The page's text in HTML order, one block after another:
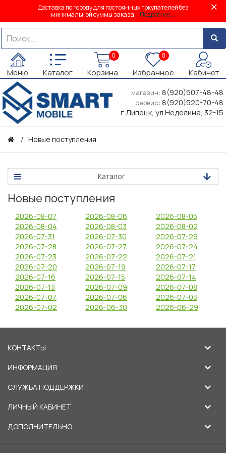
Доставка по городу для постоянных покупателей без
минимальной суммы заказа. Подробнее...
Меню Каталог
0
Корзина
0
Избранное Кабинет
магазин: 8(920)507-48-48
сервис: 8(920)520-70-48
г.Липецк, ул.Неделина, 32-15
Новые поступления
Каталог
Новые поступления
2026-08-07 2026-08-06
2026-08-05
2026-08-04
2026-08-03
2026-08-02
2026-07-31
2026-07-30
2026-07-29
2026-07-28
2026-07-27
2026-07-24
2026-07-23
2026-07-22
2026-07-21
2026-07-20
2026-07-19
2026-07-17
2026-07-16
2026-07-15
2026-07-14
2026-07-13
2026-07-09
2026-07-08
2026-07-07
2026-07-06
2026-07-03
2026-07-02
2026-06-30 2026-06-29
КОНТАКТЫ
ИНФОРМАЦИЯ
СЛУЖБА ПОДДЕРЖКИ
ЛИЧНЫЙ КАБИНЕТ
ДОПОЛНИТЕЛЬНО